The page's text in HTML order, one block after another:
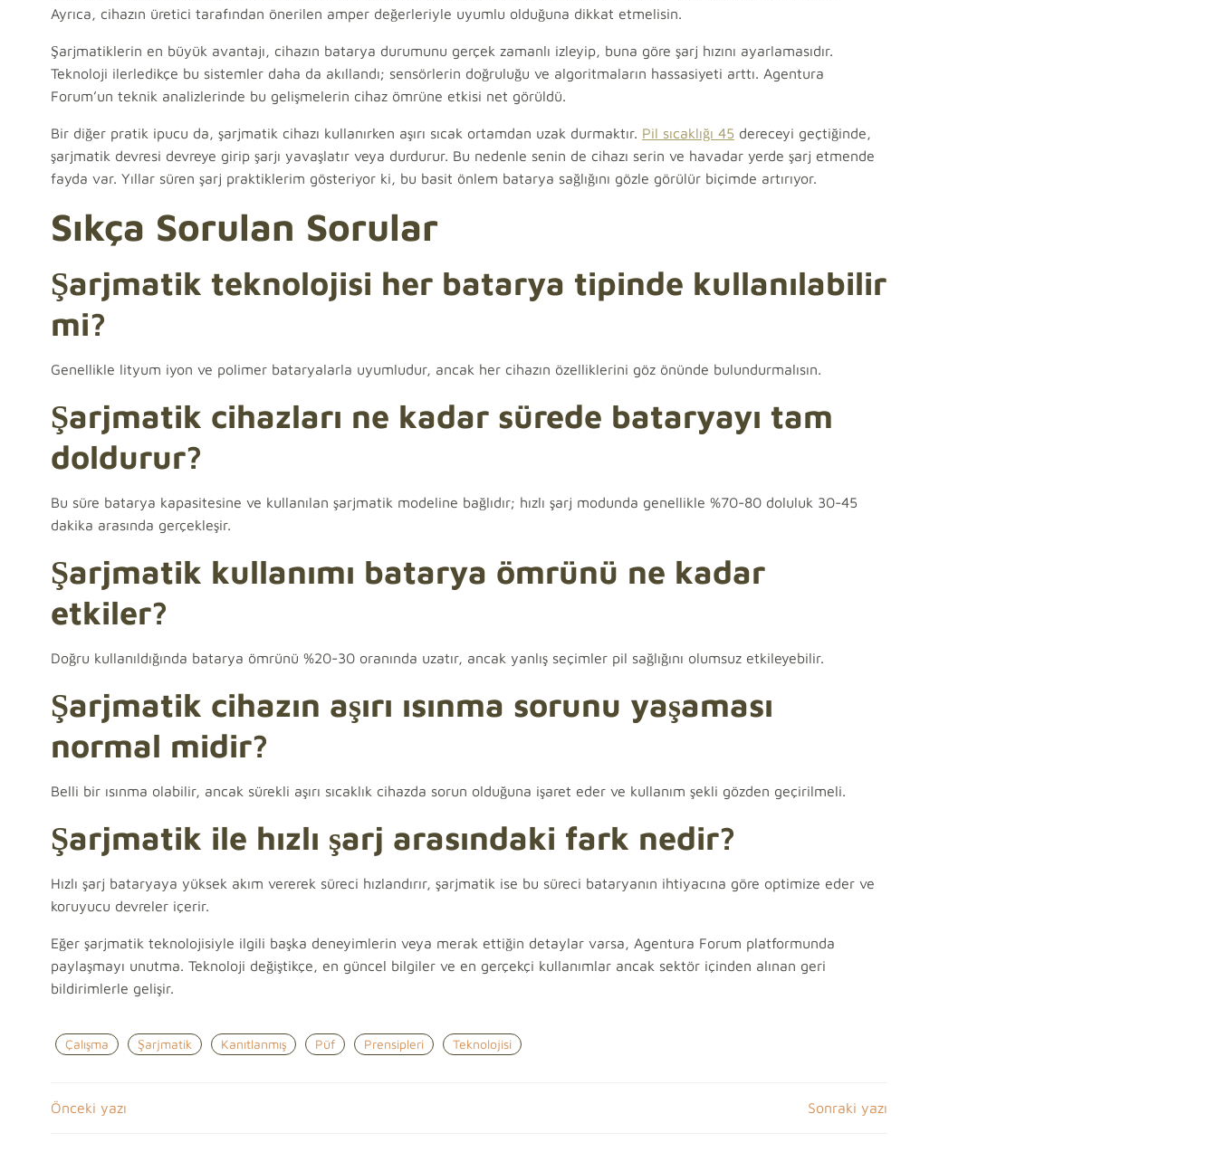
Ayrıca, cihazın üretici tarafından önerilen amper değerleriyle uyumlu olduğuna dikkat etmelisin.
Şarjmatiklerin en büyük avantajı, cihazın batarya durumunu gerçek zamanlı izleyip, buna göre şarj hızını ayarlamasıdır.
Teknoloji ilerledikçe bu sistemler daha da akıllandı; sensörlerin doğruluğu ve algoritmaların hassasiyeti arttı. Agentura
Forum’un teknik analizlerinde bu gelişmelerin cihaz ömrüne etkisi net görüldü.
Bir diğer pratik ipucu da, şarjmatik cihazı kullanırken aşırı sıcak ortamdan uzak durmaktır. Pil sıcaklığı 45 dereceyi geçtiğinde,
şarjmatik devresi devreye girip şarjı yavaşlatır veya durdurur. Bu nedenle senin de cihazı serin ve havadar yerde şarj etmende
fayda var. Yıllar süren şarj praktiklerim gösteriyor ki, bu basit önlem batarya sağlığını gözle görülür biçimde artırıyor.
Sıkça Sorulan Sorular
Şarjmatik teknolojisi her batarya tipinde kullanılabilir
mi?
Genellikle lityum iyon ve polimer bataryalarla uyumludur, ancak her cihazın özelliklerini göz önünde bulundurmalısın.
Şarjmatik cihazları ne kadar sürede bataryayı tam
doldurur?
Bu süre batarya kapasitesine ve kullanılan şarjmatik modeline bağlıdır; hızlı şarj modunda genellikle %70-80 doluluk 30-45
dakika arasında gerçekleşir.
Şarjmatik kullanımı batarya ömrünü ne kadar
etkiler?
Doğru kullanıldığında batarya ömrünü %20-30 oranında uzatır, ancak yanlış seçimler pil sağlığını olumsuz etkileyebilir.
Şarjmatik cihazın aşırı ısınma sorunu yaşaması
normal midir?
Belli bir ısınma olabilir, ancak sürekli aşırı sıcaklık cihazda sorun olduğuna işaret eder ve kullanım şekli gözden geçirilmeli.
Şarjmatik ile hızlı şarj arasındaki fark nedir?
Hızlı şarj bataryaya yüksek akım vererek süreci hızlandırır, şarjmatik ise bu süreci bataryanın ihtiyacına göre optimize eder ve
koruyucu devreler içerir.
Eğer şarjmatik teknolojisiyle ilgili başka deneyimlerin veya merak ettiğin detaylar varsa, Agentura Forum platformunda
paylaşmayı unutma. Teknoloji değiştikçe, en güncel bilgiler ve en gerçekçi kullanımlar ancak sektör içinden alınan geri
bildirimlerle gelişir.
Çalışma Şarjmatik Kanıtlanmış Püf Prensipleri Teknolojisi
Yazı
Önceki yazı Sonraki yazı